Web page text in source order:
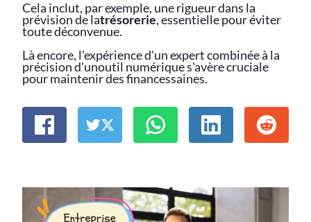
Cela inclut, par exemple, une rigueur dans la
prévision de latrésorerie, essentielle pour éviter
toute déconvenue.
Là encore, l'expérience d'un expert combinée à la
précision d'unoutil numérique s'avère cruciale
pour maintenir des financessaines.